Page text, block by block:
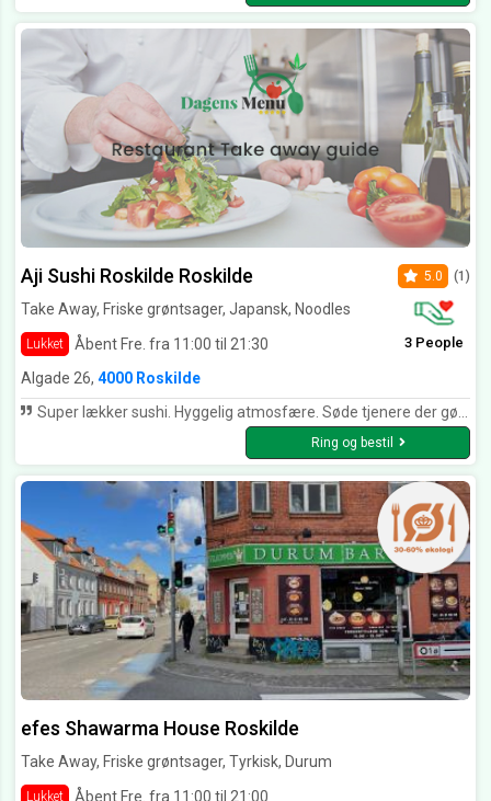
Aji Sushi Roskilde Roskilde
Take Away, Friske grøntsager, Japansk, Noodles
Lukket Åbent Fre. fra 11:00 til 21:30
5.0 (1)
3 People
Algade 26, 4000 Roskilde
Super lækker sushi. Hyggelig atmosfære. Søde tjenere der gør hvad de kan for at man får en god oplevelse. Kommer helt sikkert igen. Har også fået tale Away derfra - lidt lang ventetid (bestilte også først i sidste øjeblik) - men absolut værd at vente på!!!
Ring og bestil
efes Shawarma House Roskilde
Take Away, Friske grøntsager, Tyrkisk, Durum
Lukket
Åbent Fre. fra 11:00 til 21:00